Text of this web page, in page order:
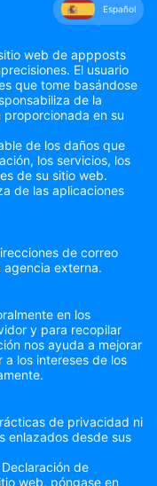
Español
web de appposts
El usuario
que tome basándose
de la
en su
de los daños que
los servicios, los
de su sitio web.
de las aplicaciones
de correo
agencia externa.
en los
y para recopilar
nos ayuda a mejorar
los intereses de los
de privacidad ni
enlazados desde sus
de
web, póngase en